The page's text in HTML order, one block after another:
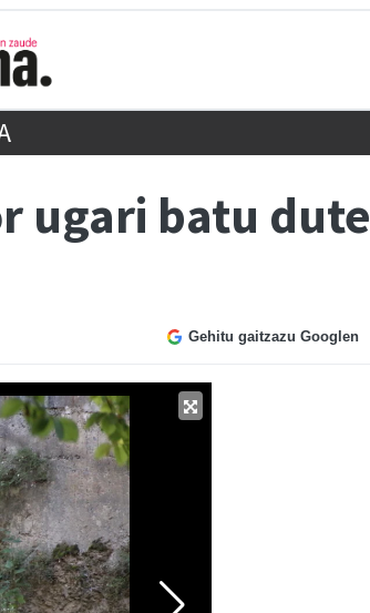
ugari batu dute
Gehitu gaitzazu Googlen